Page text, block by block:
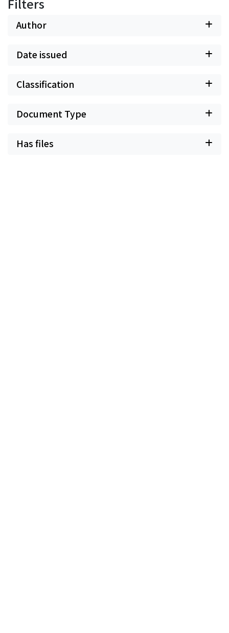
Filters
Author
Date issued
Classification
Document Type
Has files